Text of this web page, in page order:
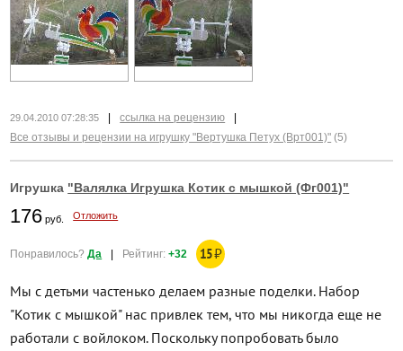
29.04.2010 07:28:35 ссылка на рецензию
Все отзывы и рецензии на игрушку "Вертушка Петух (Врт001)" (5)
Игрушка "Валялка Игрушка Котик с мышкой (Фг001)"
176 руб. Отложить
Понравилось?Да | Рейтинг:+32 15₽
Мы с детьми частенько делаем разные поделки. Набор
"Котик с мышкой" нас привлек тем, что мы никогда еще не
работали с войлоком. Поскольку попробовать было